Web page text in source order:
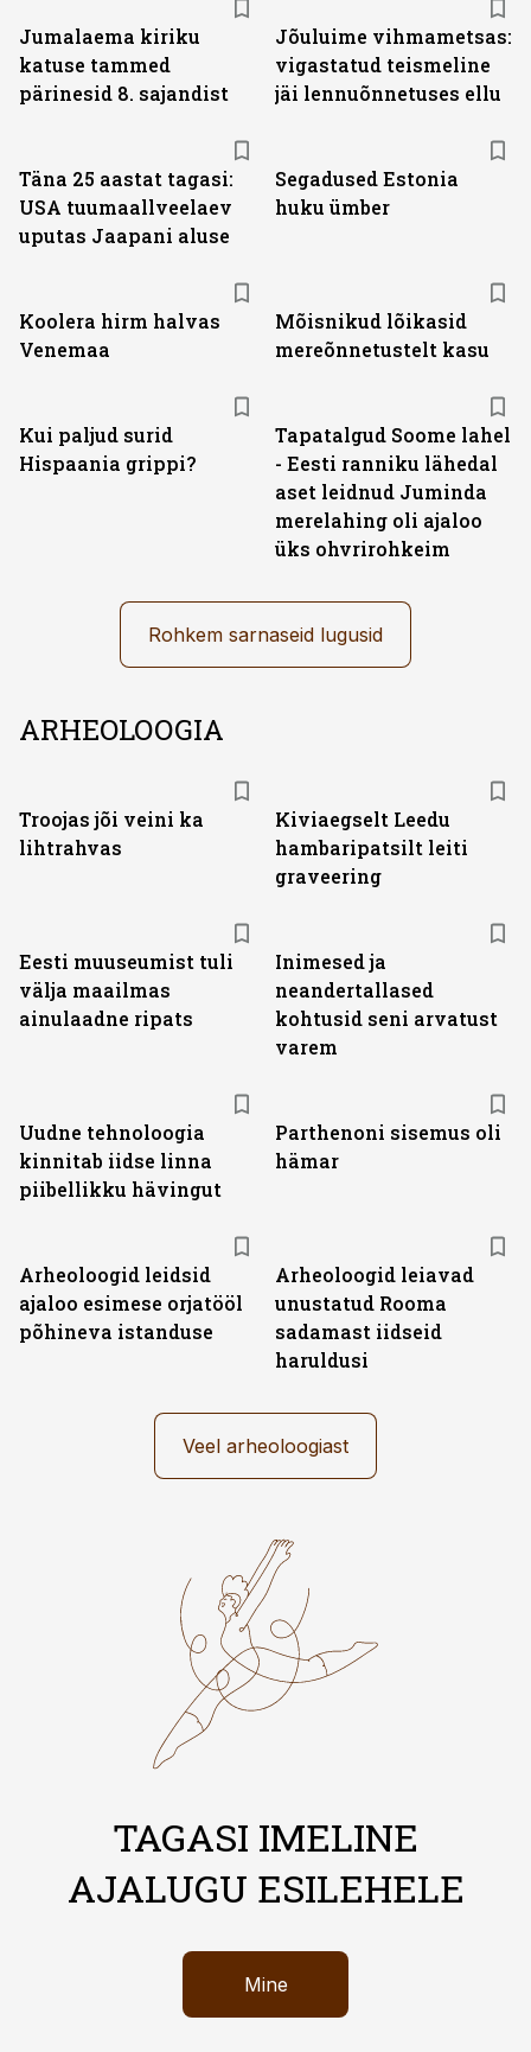
Jumalaema kiriku
katuse tammed
pärinesid 8. sajandist
Jõuluime vihmametsas:
vigastatud teismeline
jäi lennuõnnetuses ellu
Täna 25 aastat tagasi:
USA tuumaallveelaev
uputas Jaapani aluse
Segadused Estonia
huku ümber
Koolera hirm halvas
Venemaa
Mõisnikud lõikasid
mereõnnetustelt kasu
Kui paljud surid
Hispaania grippi?
Tapatalgud Soome lahel
- Eesti ranniku lähedal
aset leidnud Juminda
merelahing oli ajaloo
üks ohvrirohkeim
Rohkem sarnaseid lugusid
ARHEOLOOGIA
Troojas jõi veini ka
lihtrahvas
Kiviaegselt Leedu
hambaripatsilt leiti
graveering
Eesti muuseumist tuli
välja maailmas
ainulaadne ripats
Inimesed ja
neandertallased
kohtusid seni arvatust
varem
Uudne tehnoloogia
kinnitab iidse linna
piibellikku hävingut
Parthenoni sisemus oli
hämar
Arheoloogid leidsid
ajaloo esimese orjatööl
põhineva istanduse
Arheoloogid leiavad
unustatud Rooma
sadamast iidseid
haruldusi
Veel arheoloogiast
TAGASI IMELINE
AJALUGU ESILEHELE
Mine